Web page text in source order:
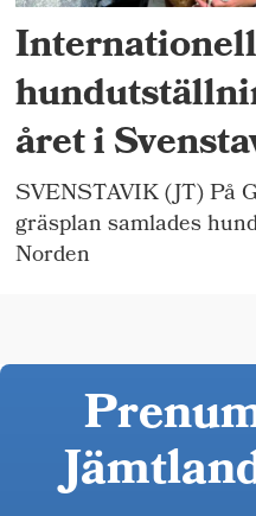
Internationell
året i
SVENSTAVIK (JT) På
gräsplan samlades
Norden